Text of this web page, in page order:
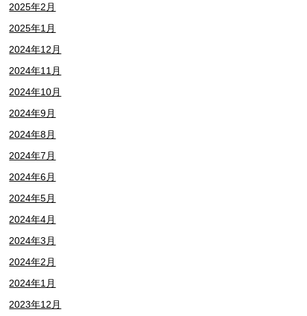
2025年2月
2025年1月
2024年12月
2024年11月
2024年10月
2024年9月
2024年8月
2024年7月
2024年6月
2024年5月
2024年4月
2024年3月
2024年2月
2024年1月
2023年12月